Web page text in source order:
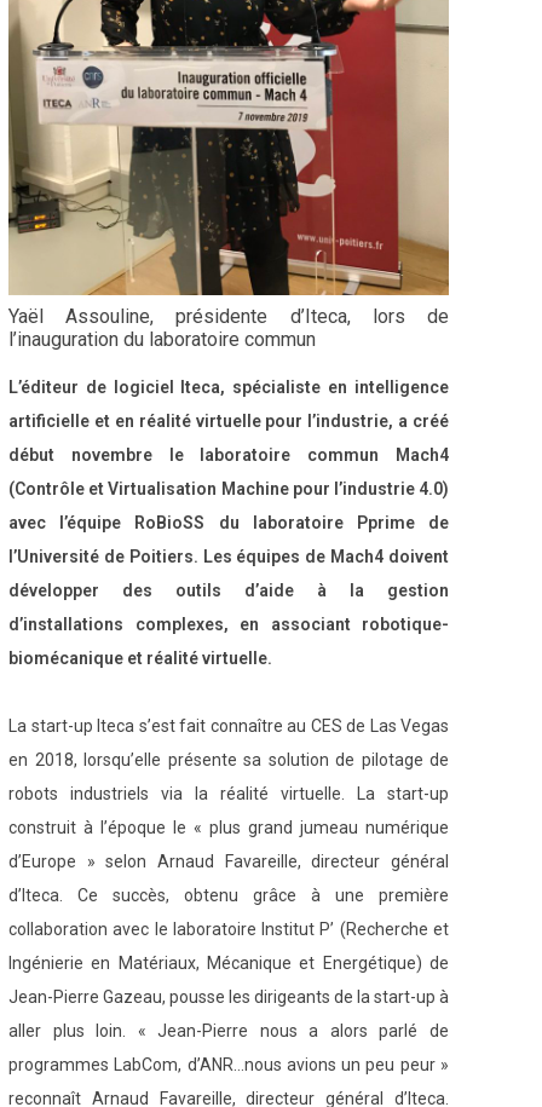
Yaël Assouline, présidente d’Iteca, lors de
l’inauguration du laboratoire commun
L’éditeur de logiciel Iteca, spécialiste en intelligence
artificielle et en réalité virtuelle pour l’industrie, a créé
début novembre le laboratoire commun Mach4
(Contrôle et Virtualisation Machine pour l’industrie 4.0)
avec l’équipe RoBioSS du laboratoire Pprime de
l’Université de Poitiers. Les équipes de Mach4 doivent
développer des outils d’aide à la gestion
d’installations complexes, en associant robotique-
biomécanique et réalité virtuelle.
La start-up Iteca s’est fait connaître au CES de Las Vegas
en 2018, lorsqu’elle présente sa solution de pilotage de
robots industriels via la réalité virtuelle. La start-up
construit à l’époque le « plus grand jumeau numérique
d’Europe » selon Arnaud Favareille, directeur général
d’Iteca. Ce succès, obtenu grâce à une première
collaboration avec le laboratoire Institut P’ (Recherche et
Ingénierie en Matériaux, Mécanique et Energétique) de
Jean-Pierre Gazeau, pousse les dirigeants de la start-up à
aller plus loin. « Jean-Pierre nous a alors parlé de
programmes LabCom, d’ANR…nous avions un peu peur »
reconnaît Arnaud Favareille, directeur général d’Iteca.